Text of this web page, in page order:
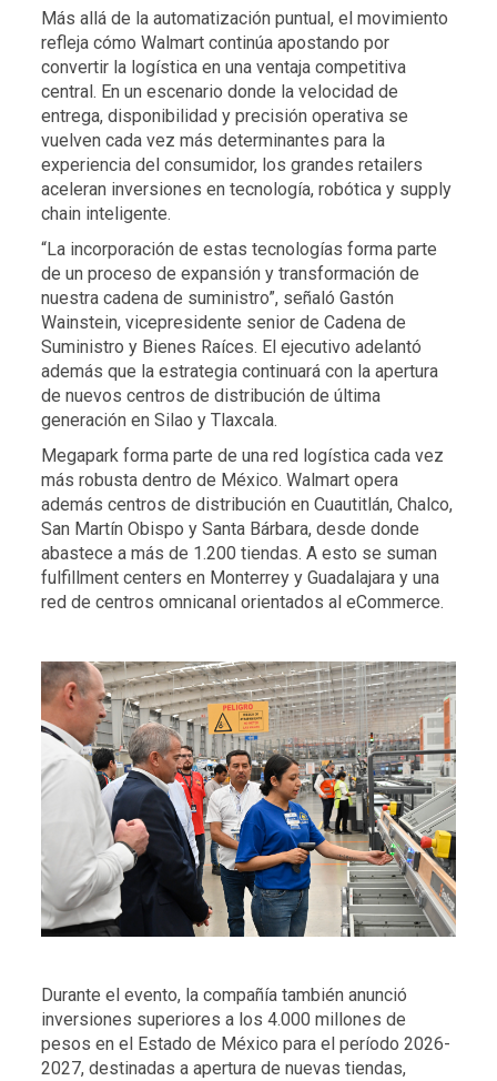
Más allá de la automatización puntual, el movimiento
refleja cómo Walmart continúa apostando por
convertir la logística en una ventaja competitiva
central. En un escenario donde la velocidad de
entrega, disponibilidad y precisión operativa se
vuelven cada vez más determinantes para la
experiencia del consumidor, los grandes retailers
aceleran inversiones en tecnología, robótica y supply
chain inteligente.
“La incorporación de estas tecnologías forma parte
de un proceso de expansión y transformación de
nuestra cadena de suministro”, señaló Gastón
Wainstein, vicepresidente senior de Cadena de
Suministro y Bienes Raíces. El ejecutivo adelantó
además que la estrategia continuará con la apertura
de nuevos centros de distribución de última
generación en Silao y Tlaxcala.
Megapark forma parte de una red logística cada vez
más robusta dentro de México. Walmart opera
además centros de distribución en Cuautitlán, Chalco,
San Martín Obispo y Santa Bárbara, desde donde
abastece a más de 1.200 tiendas. A esto se suman
fulfillment centers en Monterrey y Guadalajara y una
red de centros omnicanal orientados al eCommerce.
Durante el evento, la compañía también anunció
inversiones superiores a los 4.000 millones de
pesos en el Estado de México para el período 2026-
2027, destinadas a apertura de nuevas tiendas,